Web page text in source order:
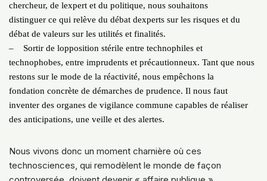
chercheur, de lexpert et du politique, nous souhaitons
distinguer ce qui relève du débat dexperts sur les risques et du
débat de valeurs sur les utilités et finalités.
– Sortir de lopposition stérile entre technophiles et
technophobes, entre imprudents et précautionneux. Tant que nous
restons sur le mode de la réactivité, nous empêchons la
fondation concrète de démarches de prudence. Il nous faut
inventer des organes de vigilance commune capables de réaliser
des anticipations, une veille et des alertes.
Nous vivons donc un moment charnière où ces
technosciences, qui remodèlent le monde de façon